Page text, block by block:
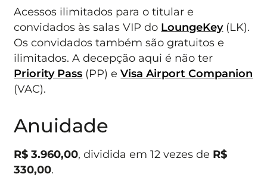
Acessos ilimitados para o titular e
convidados às salas VIP do LoungeKey(LK).
Os convidados também são gratuitos e
ilimitados. A decepção aqui é não ter
Priority Pass (PP) eVisa Airport Companion
(VAC).
Anuidade
R$ 3.960,00, dividida em 12 vezes de R$
330,00.